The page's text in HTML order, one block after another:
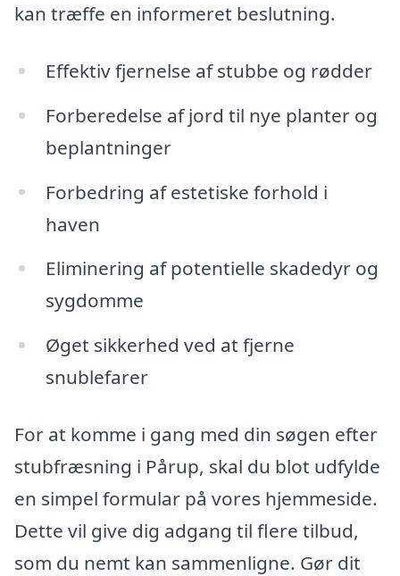
kan træffe en informeret beslutning.
Effektiv fjernelse af stubbe og rødder
Forberedelse af jord til nye planter og
beplantninger
Forbedring af estetiske forhold i
haven
Eliminering af potentielle skadedyr og
sygdomme
Øget sikkerhed ved at fjerne
snublefarer
For at komme i gang med din søgen efter
stubfræsning i Pårup, skal du blot udfylde
en simpel formular på vores hjemmeside.
Dette vil give dig adgang til flere tilbud,
som du nemt kan sammenligne. Gør dit